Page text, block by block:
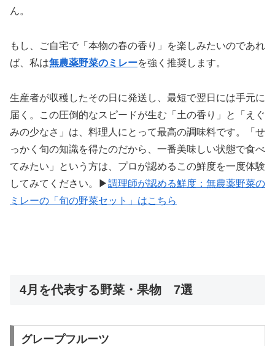
ん。
もし、ご自宅で「本物の春の香り」を楽しみたいのであれ
ば、私は無農薬野菜のミレーを強く推奨します。
生産者が収穫したその日に発送し、最短で翌日には手元に
届く。この圧倒的なスピードが生む「土の香り」と「えぐ
みの少なさ」は、料理人にとって最高の調味料です。「せ
っかく旬の知識を得たのだから、一番美味しい状態で食べ
てみたい」という方は、プロが認めるこの鮮度を一度体験
してみてください。▶調理師が認める鮮度：無農薬野菜の
ミレーの「旬の野菜セット」はこちら
4月を代表する野菜・果物 7選
グレープフルーツ